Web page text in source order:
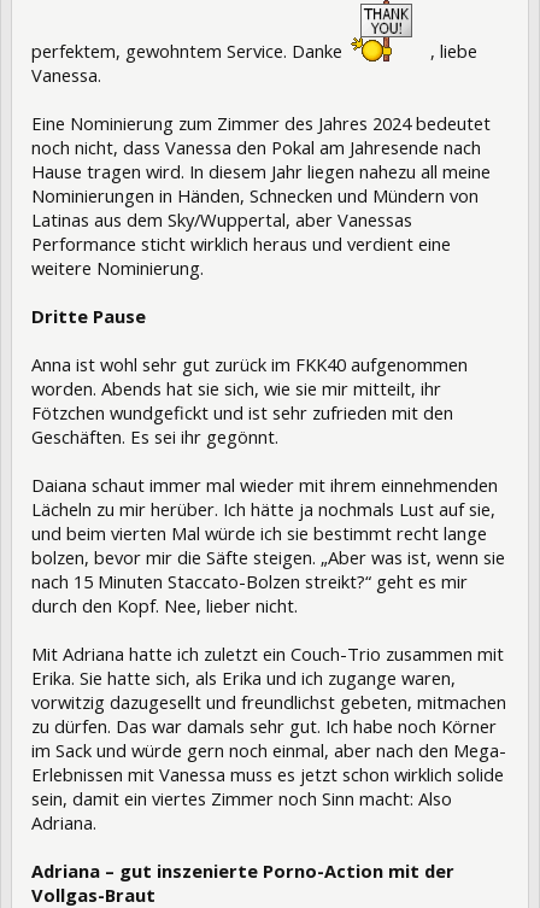
perfektem, gewohntem Service. Danke
, liebe
Vanessa.
Eine Nominierung zum Zimmer des Jahres 2024 bedeutet
noch nicht, dass Vanessa den Pokal am Jahresende nach
Hause tragen wird. In diesem Jahr liegen nahezu all meine
Nominierungen in Händen, Schnecken und Mündern von
Latinas aus dem Sky/Wuppertal, aber Vanessas
Performance sticht wirklich heraus und verdient eine
weitere Nominierung.
Dritte Pause
Anna ist wohl sehr gut zurück im FKK40 aufgenommen
worden. Abends hat sie sich, wie sie mir mitteilt, ihr
Fötzchen wundgefickt und ist sehr zufrieden mit den
Geschäften. Es sei ihr gegönnt.
Daiana schaut immer mal wieder mit ihrem einnehmenden
Lächeln zu mir herüber. Ich hätte ja nochmals Lust auf sie,
und beim vierten Mal würde ich sie bestimmt recht lange
bolzen, bevor mir die Säfte steigen. „Aber was ist, wenn sie
nach 15 Minuten Staccato-Bolzen streikt?“ geht es mir
durch den Kopf. Nee, lieber nicht.
Mit Adriana hatte ich zuletzt ein Couch-Trio zusammen mit
Erika. Sie hatte sich, als Erika und ich zugange waren,
vorwitzig dazugesellt und freundlichst gebeten, mitmachen
zu dürfen. Das war damals sehr gut. Ich habe noch Körner
im Sack und würde gern noch einmal, aber nach den Mega-
Erlebnissen mit Vanessa muss es jetzt schon wirklich solide
sein, damit ein viertes Zimmer noch Sinn macht: Also
Adriana.
Adriana – gut inszenierte Porno-Action mit der
Vollgas-Braut